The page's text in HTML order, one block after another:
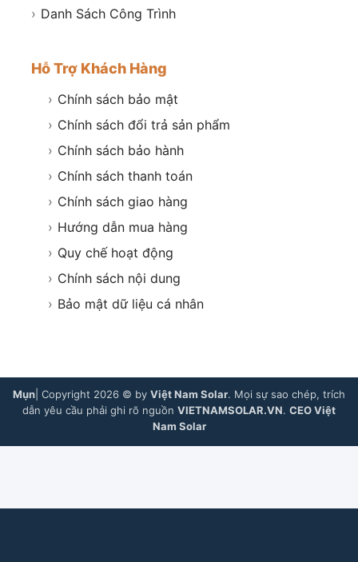
› Danh Sách Công Trình
Hỗ Trợ Khách Hàng
› Chính sách bảo mật
› Chính sách đổi trả sản phẩm
› Chính sách bảo hành
› Chính sách thanh toán
› Chính sách giao hàng
› Hướng dẫn mua hàng
› Quy chế hoạt động
› Chính sách nội dung
› Bảo mật dữ liệu cá nhân
Mụn | Copyright 2026 © by Việt Nam Solar. Mọi sự sao chép, trích
dẫn yêu cầu phải ghi rõ nguồn VIETNAMSOLAR.VN. CEO Việt
Nam Solar